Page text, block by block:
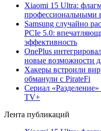
Xiaomi 15 Ultra:
профессиональными
Samsung случайно
PCIe 5.0:
эффективность
OnePlus
новые возможности
Хакеры встроили
обманули с PirateFi
Сериал
TV+
Лента публикаций